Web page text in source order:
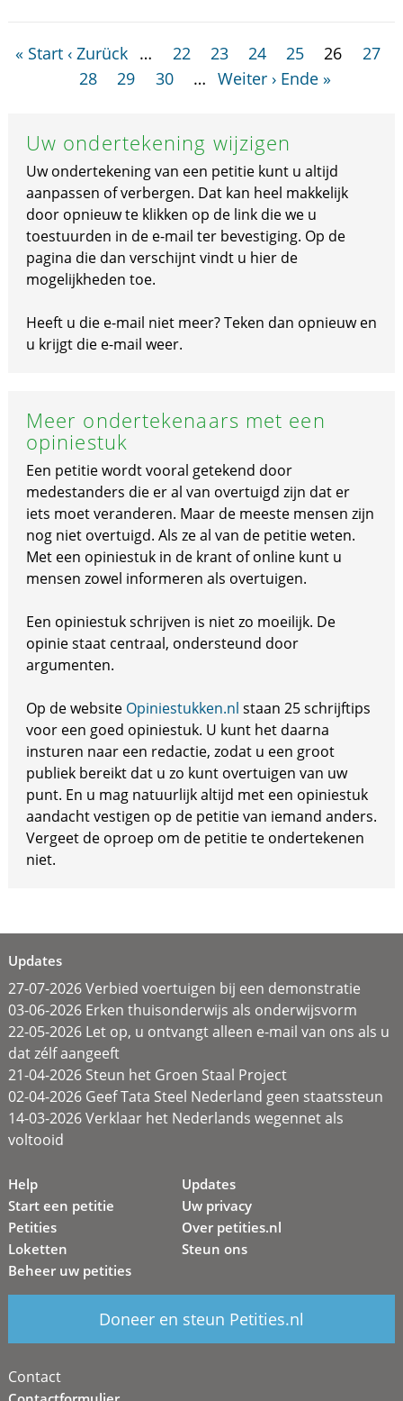
« Start ‹ Zurück … 22 23 24 25 26
27
28
29 30 … Weiter › Ende »
Uw ondertekening wijzigen
Uw ondertekening van een petitie kunt u altijd
aanpassen of verbergen. Dat kan heel makkelijk
door opnieuw te klikken op de link die we u
toestuurden in de e-mail ter bevestiging. Op de
pagina die dan verschijnt vindt u hier de
mogelijkheden toe.
Heeft u die e-mail niet meer? Teken dan opnieuw en
u krijgt die e-mail weer.
Meer ondertekenaars met een
opiniestuk
Een petitie wordt vooral getekend door
medestanders die er al van overtuigd zijn dat er
iets moet veranderen. Maar de meeste mensen zijn
nog niet overtuigd. Als ze al van de petitie weten.
Met een opiniestuk in de krant of online kunt u
mensen zowel informeren als overtuigen.
Een opiniestuk schrijven is niet zo moeilijk. De
opinie staat centraal, ondersteund door
argumenten.
Op de website Opiniestukken.nl staan 25 schrijftips
voor een goed opiniestuk. U kunt het daarna
insturen naar een redactie, zodat u een groot
publiek bereikt dat u zo kunt overtuigen van uw
punt. En u mag natuurlijk altijd met een opiniestuk
aandacht vestigen op de petitie van iemand anders.
Vergeet de oproep om de petitie te ondertekenen
niet.
Updates
27-07-2026 Verbied voertuigen bij een demonstratie
03-06-2026 Erken thuisonderwijs als onderwijsvorm
22-05-2026 Let op, u ontvangt alleen e-mail van ons als u
dat zélf aangeeft
21-04-2026 Steun het Groen Staal Project
02-04-2026 Geef Tata Steel Nederland geen staatssteun
14-03-2026 Verklaar het Nederlands wegennet als
voltooid
Help
Start een petitie
Petities
Loketten
Beheer uw petities
Updates
Uw privacy
Over petities.nl
Steun ons
Doneer en steun Petities.nl
Contact